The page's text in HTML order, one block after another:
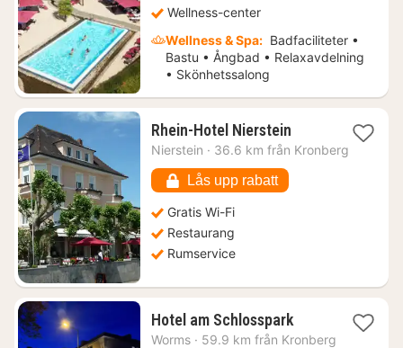
Wellness-center
Wellness & Spa: Badfaciliteter •
Bastu • Ångbad • Relaxavdelning
• Skönhetssalong
Rhein-Hotel Nierstein1
natt
Nierstein · 36.6 km från Kronberg
Lås upp rabatt
Gratis Wi-Fi
Restaurang
Rumservice
Hotel am Schlosspark1
natt
Worms · 59.9 km från Kronberg